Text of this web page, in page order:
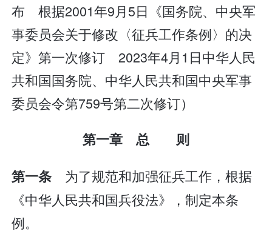
布 根据2001年9月5日《国务院、中央军
事委员会关于修改〈征兵工作条例〉的决
定》第一次修订 2023年4月1日中华人民
共和国国务院、中华人民共和国中央军事
委员会令第759号第二次修订）
第一章 总 则
第一条 为了规范和加强征兵工作，根据
《中华人民共和国兵役法》，制定本条
例。